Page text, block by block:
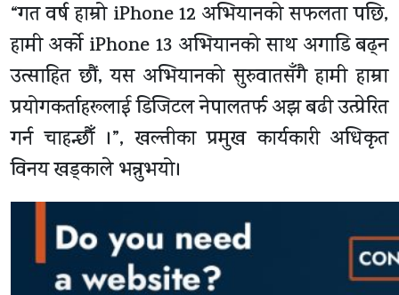
“गत वर्ष हाम्रो iPhone 12 अभियानको सफलता पछि,
हामी अर्को iPhone 13 अभियानको साथ अगाडि बढ्न
उत्साहित छौं, यस अभियानको सुरुवातसँगै हामी हाम्रा
प्रयोगकर्ताहरूलाई डिजिटल नेपालतर्फ अझ बढी उत्प्रेरित
गर्न चाहन्छौँ ।”, खल्तीका प्रमुख कार्यकारी अधिकृत
विनय खड्काले भन्नुभयो।